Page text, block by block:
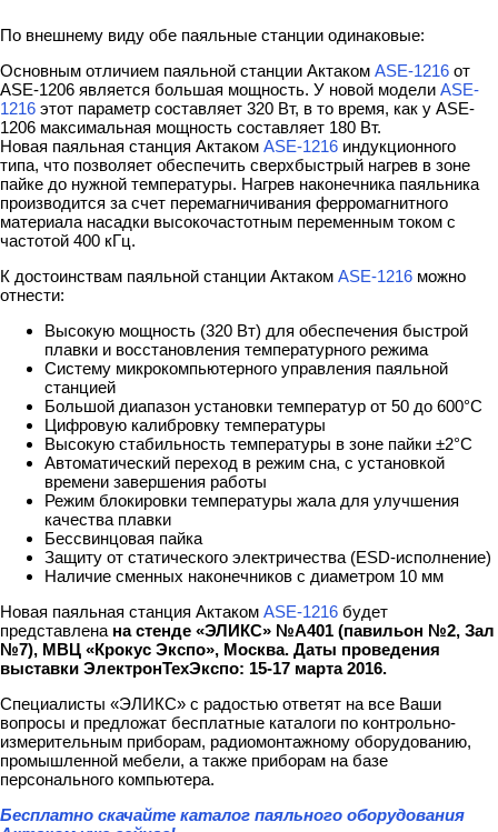
По внешнему виду обе паяльные станции одинаковые:
Основным отличием паяльной станции Актаком ASE-1216 от
ASE-1206 является большая мощность. У новой модели ASE-
1216 этот параметр составляет 320 Вт, в то время, как у ASE-
1206 максимальная мощность составляет 180 Вт.
Новая паяльная станция Актаком ASE-1216 индукционного
типа, что позволяет обеспечить сверхбыстрый нагрев в зоне
пайке до нужной температуры. Нагрев наконечника паяльника
производится за счет перемагничивания ферромагнитного
материала насадки высокочастотным переменным током с
частотой 400 кГц.
К достоинствам паяльной станции Актаком ASE-1216 можно
отнести:
Высокую мощность (320 Вт) для обеспечения быстрой
плавки и восстановления температурного режима
Систему микрокомпьютерного управления паяльной
станцией
Большой диапазон установки температур от 50 до 600°С
Цифровую калибровку температуры
Высокую стабильность температуры в зоне пайки ±2°С
Автоматический переход в режим сна, с установкой
времени завершения работы
Режим блокировки температуры жала для улучшения
качества плавки
Бессвинцовая пайка
Защиту от статического электричества (ESD-исполнение)
Наличие сменных наконечников с диаметром 10 мм
Новая паяльная станция Актаком ASE-1216 будет
представлена на стенде «ЭЛИКС» №А401 (павильон №2, Зал
№7), МВЦ «Крокус Экспо», Москва. Даты проведения
выставки ЭлектронТехЭкспо: 15-17 марта 2016.
Специалисты «ЭЛИКС» с радостью ответят на все Ваши
вопросы и предложат бесплатные каталоги по контрольно-
измерительным приборам, радиомонтажному оборудованию,
промышленной мебели, а также приборам на базе
персонального компьютера.
Бесплатно скачайте каталог паяльного оборудования